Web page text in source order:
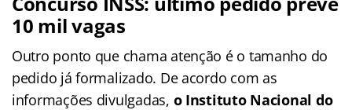
10 mil vagas
Outro ponto que chama atenção é o tamanho do
pedido já formalizado. De acordo com as
informações divulgadas, o Instituto Nacional do